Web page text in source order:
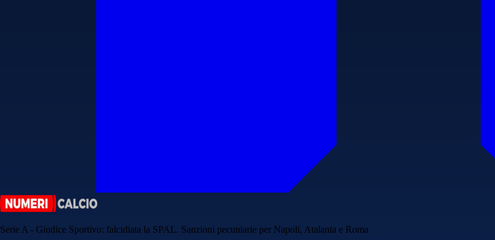
Serie A - Giudice Sportivo: falcidiata la SPAL. Sanzioni pecuniarie per Napoli, Atalanta e Roma